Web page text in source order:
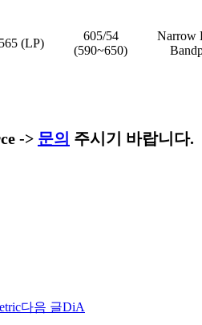
565 (LP)
605/54
(590~650)
Narrow
-> 문의 주시기 바랍니다.
다음 글DiA